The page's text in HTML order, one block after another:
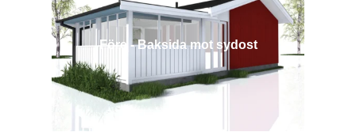
Före - Baksida mot sydost